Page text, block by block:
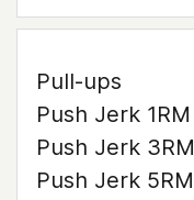
Pull-ups
Push Jerk 1RM
Push Jerk 3RM
Push Jerk 5RM